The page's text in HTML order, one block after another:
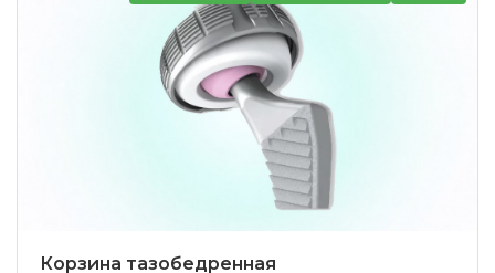
Корзина тазобедренная